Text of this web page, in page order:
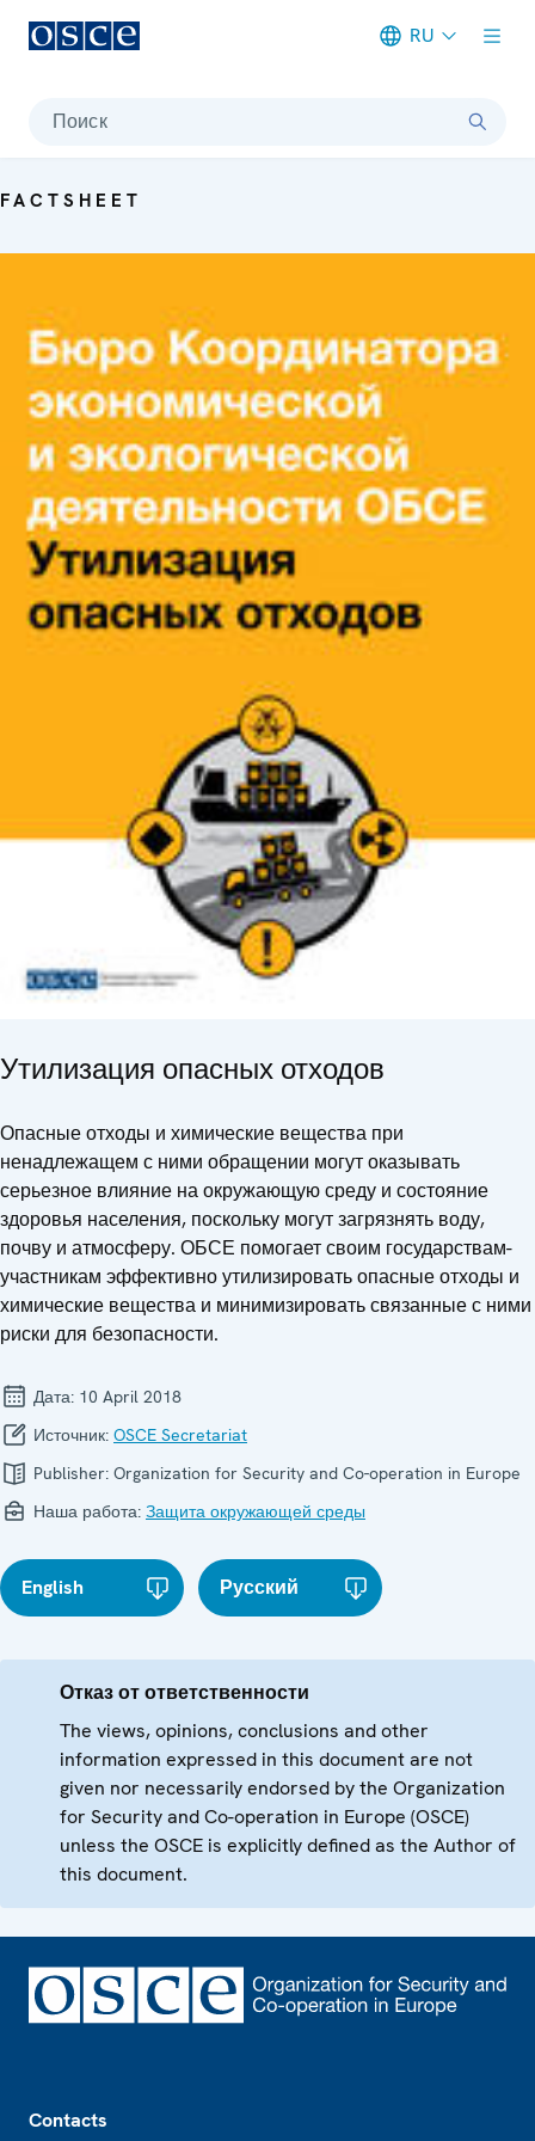
RU
Поиск
FACTSHEET
Утилизация опасных отходов
Опасные отходы и химические вещества при
ненадлежащем с ними обращении могут оказывать
серьезное влияние на окружающую среду и состояние
здоровья населения, поскольку могут загрязнять воду,
почву и атмосферу. ОБСЕ помогает своим государствам-
участникам эффективно утилизировать опасные отходы и
химические вещества и минимизировать связанные с ними
риски для безопасности.
Дата: 10 April 2018
Источник: OSCE Secretariat
Publisher: Organization for Security and Co-operation in Europe
Наша работа: Защита окружающей среды
English Русский
Отказ от ответственности
The views, opinions, conclusions and other
information expressed in this document are not
given nor necessarily endorsed by the Organization
for Security and Co-operation in Europe (OSCE)
unless the OSCE is explicitly defined as the Author of
this document.
Contacts